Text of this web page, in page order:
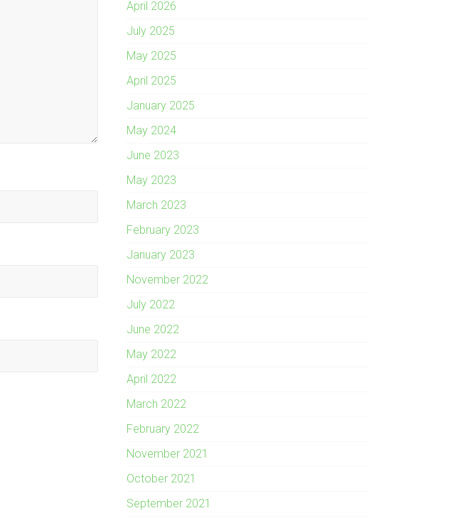
April 2026
July 2025
May 2025
April 2025
January 2025
May 2024
June 2023
May 2023
March 2023
February 2023
January 2023
November 2022
July 2022
June 2022
May 2022
April 2022
March 2022
February 2022
November 2021
October 2021
September 2021